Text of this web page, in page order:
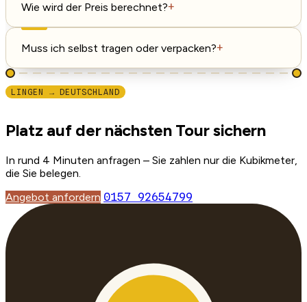
Wie wird der Preis berechnet?+
Muss ich selbst tragen oder verpacken?+
LINGEN → DEUTSCHLAND
Platz auf der nächsten Tour sichern
In rund 4 Minuten anfragen – Sie zahlen nur die Kubikmeter,
die Sie belegen.
Angebot anfordern 0157 92654799